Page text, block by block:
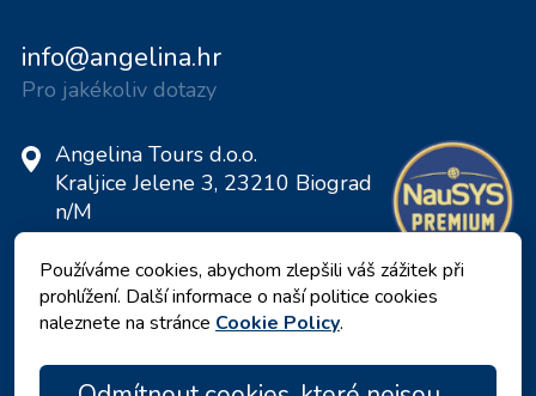
info@angelina.hr
Pro jakékoliv dotazy
Angelina Tours d.o.o.
Kraljice Jelene 3, 23210 Biograd
n/M
Chorvatsko
DIČ: 20598733460
ID: HR-AB-23-060130534, MB:
0650676
Používáme cookies, abychom zlepšili váš zážitek při
prohlížení. Další informace o naší politice cookies
naleznete na stránce Cookie Policy.